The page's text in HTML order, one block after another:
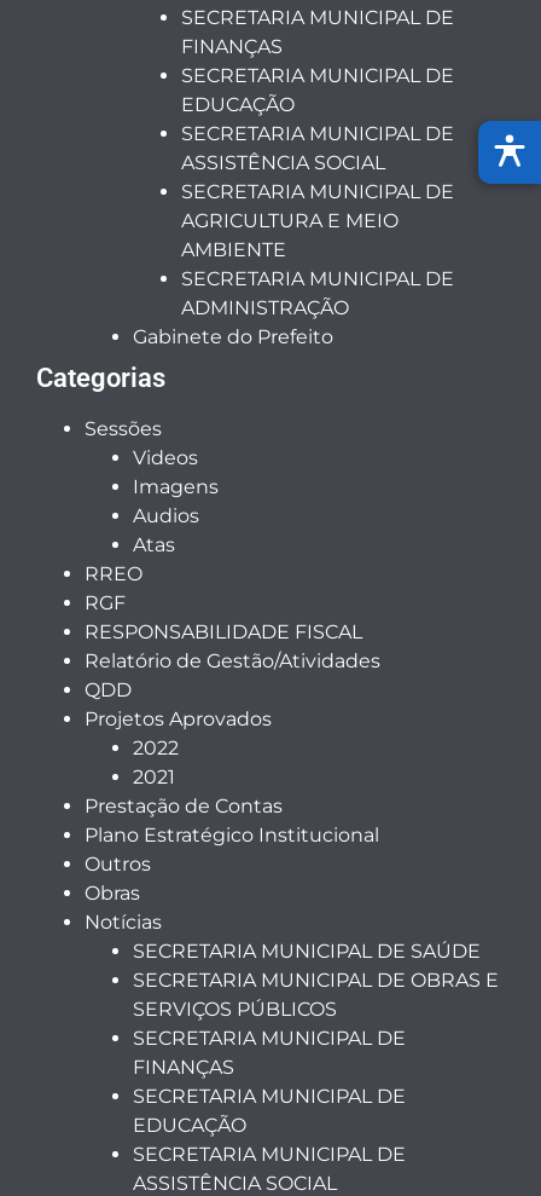
SECRETARIA MUNICIPAL DE
FINANÇAS
SECRETARIA MUNICIPAL DE
EDUCAÇÃO
SECRETARIA MUNICIPAL DE
ASSISTÊNCIA SOCIAL
SECRETARIA MUNICIPAL DE
AGRICULTURA E MEIO
AMBIENTE
SECRETARIA MUNICIPAL DE
ADMINISTRAÇÃO
Gabinete do Prefeito
Categorias
Sessões
Videos
Imagens
Audios
Atas
RREO
RGF
RESPONSABILIDADE FISCAL
Relatório de Gestão/Atividades
QDD
Projetos Aprovados
2022
2021
Prestação de Contas
Plano Estratégico Institucional
Outros
Obras
Notícias
SECRETARIA MUNICIPAL DE SAÚDE
SECRETARIA MUNICIPAL DE OBRAS E
SERVIÇOS PÚBLICOS
SECRETARIA MUNICIPAL DE
FINANÇAS
SECRETARIA MUNICIPAL DE
EDUCAÇÃO
SECRETARIA MUNICIPAL DE
ASSISTÊNCIA SOCIAL